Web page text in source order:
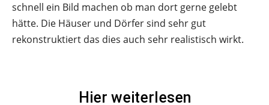
schnell ein Bild machen ob man dort gerne gelebt
hätte. Die Häuser und Dörfer sind sehr gut
rekonstruktiert das dies auch sehr realistisch wirkt.
Hier weiterlesen